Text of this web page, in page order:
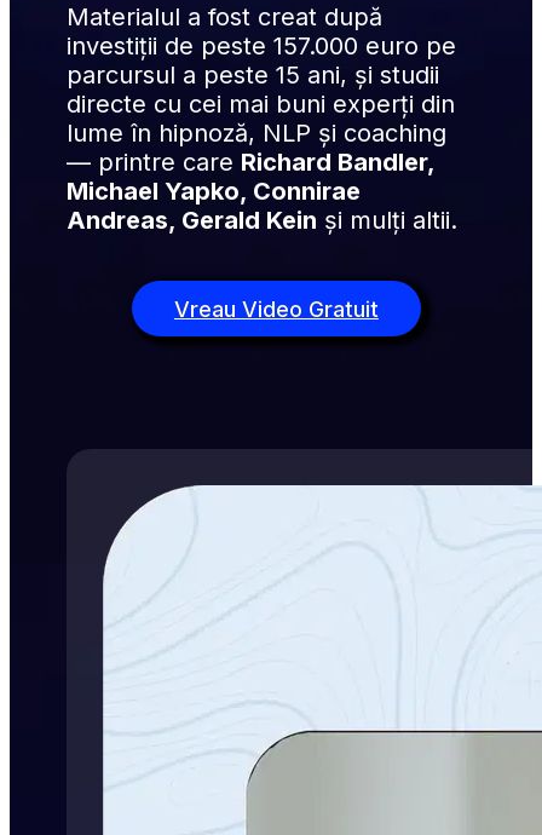
Materialul a fost creat după
investiții de peste 157.000 euro pe
parcursul a peste 15 ani, și studii
directe cu cei mai buni experți din
lume în hipnoză, NLP și coaching
— printre care Richard Bandler,
Michael Yapko, Connirae
Andreas, Gerald Kein și mulți altii.
Vreau Video Gratuit